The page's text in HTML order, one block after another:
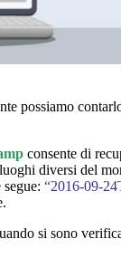
possiamo
consente di
diversi del
“2016-09-
si sono